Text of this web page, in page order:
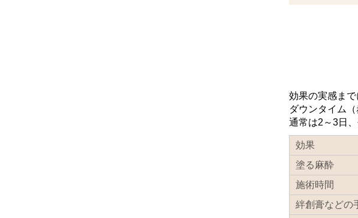
効果の実感ま
ダウンタイム
通常は2～3日
効果
塗る麻酔
施術時間
絆創膏などの